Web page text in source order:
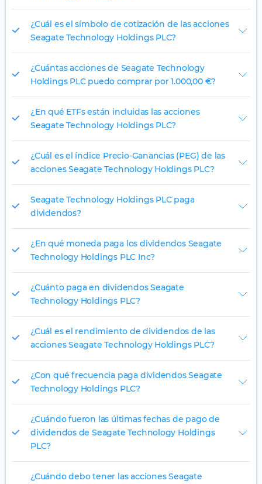
¿Cuál es el símbolo de cotización de las acciones
Seagate Technology Holdings PLC?
¿Cuántas acciones de Seagate Technology
Holdings PLC puedo comprar por 1.000,00 €?
¿En qué ETFs están incluidas las acciones
Seagate Technology Holdings PLC?
¿Cuál es el índice Precio-Ganancias (PEG) de las
acciones Seagate Technology Holdings PLC?
Seagate Technology Holdings PLC paga
dividendos?
¿En qué moneda paga los dividendos Seagate
Technology Holdings PLC Inc?
¿Cuánto paga en dividendos Seagate
Technology Holdings PLC?
¿Cuál es el rendimiento de dividendos de las
acciones Seagate Technology Holdings PLC?
¿Con qué frecuencia paga dividendos Seagate
Technology Holdings PLC?
¿Cuándo fueron las últimas fechas de pago de
dividendos de Seagate Technology Holdings
PLC?
¿Cuándo debo tener las acciones Seagate